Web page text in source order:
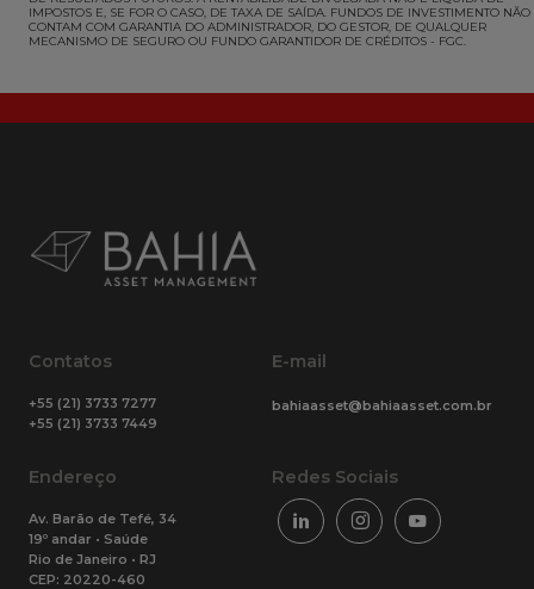
IMPOSTOS E, SE FOR O CASO, DE TAXA DE SAÍDA. FUNDOS DE INVESTIMENTO NÃO
CONTAM COM GARANTIA DO ADMINISTRADOR, DO GESTOR, DE QUALQUER
MECANISMO DE SEGURO OU FUNDO GARANTIDOR DE CRÉDITOS - FGC.
Contatos
+55 (21) 3733 7277
+55 (21) 3733 7449
E-mail
bahiaasset@bahiaasset.com.br
Endereço
Av. Barão de Tefé, 34
19º andar • Saúde
Rio de Janeiro • RJ
CEP: 20220-460
Redes Sociais